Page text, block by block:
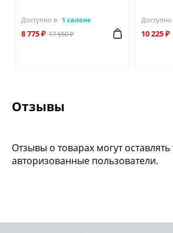
Доступно в 1 салоне
8 775 ₽ 17 550 ₽
Доступно
10 225 ₽
Отзывы
Отзывы о товарах могут оставлять
авторизованные пользователи.